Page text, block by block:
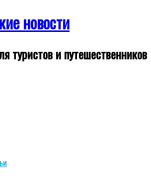
новости
туристов и путешественников